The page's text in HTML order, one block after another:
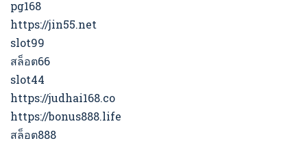
pg168
https://jin55.net
slot99
สล็อต66
slot44
https://judhai168.co
https://bonus888.life
สล็อต888